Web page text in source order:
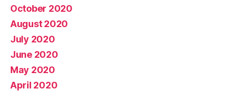
October 2020
August 2020
July 2020
June 2020
May 2020
April 2020